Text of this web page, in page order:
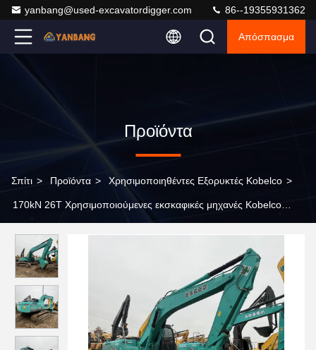
yanbang@used-excavatordigger.com 86--19355931362
Απόσπασμα
Προϊόντα
Σπίτι > Προϊόντα > Χρησιμοποιηθέντες Εξορυκτές Kobelco >
170kN 26T Χρησιμοποιούμενες εκσκαφικές μηχανές Kobelco